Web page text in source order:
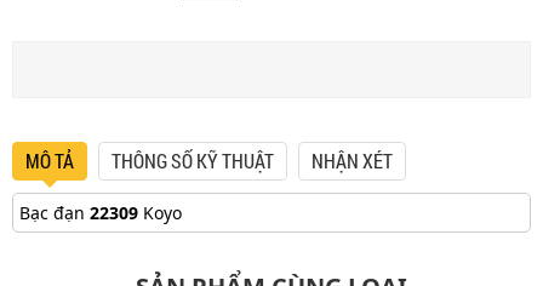
MÔ TẢ THÔNG SỐ KỸ THUẬT NHẬN XÉT
Bạc đạn 22309 Koyo